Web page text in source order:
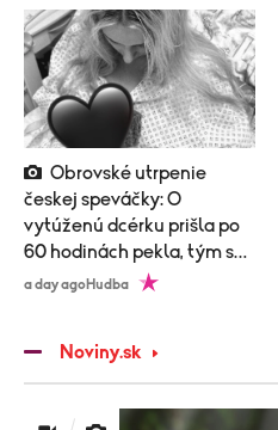
českej speváčky: O
vytúženú dcérku prišla po
60 hodinách pekla, tým sa
to neskončilo
a day agoHudba
Noviny.sk